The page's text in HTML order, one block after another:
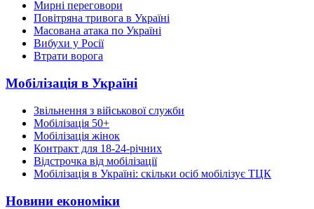
Мирні переговори
Повітряна тривога в Україні
Масована атака по Україні
Вибухи у Росії
Втрати ворога
Мобілізація в Україні
Звільнення з військової служби
Мобілізація 50+
Мобілізація жінок
Контракт для 18-24-річних
Відстрочка від мобілізації
Мобілізація в Україні: скільки осіб мобілізує ТЦК
Новини економіки